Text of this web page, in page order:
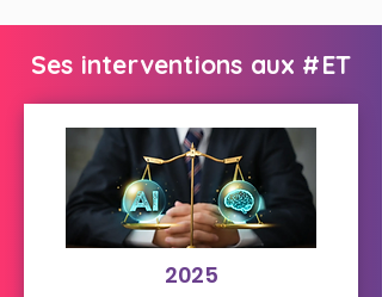
Ses interventions aux #ET
2025